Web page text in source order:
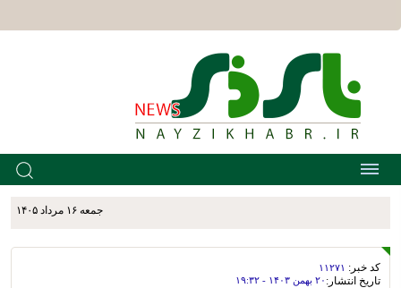
جمعه ۱۶ مرداد ۱۴۰۵
کد خبر: ۱۱۲۷۱
تاریخ انتشار: ۲۰ بهمن ۱۴۰۳ - ۱۹:۳۲